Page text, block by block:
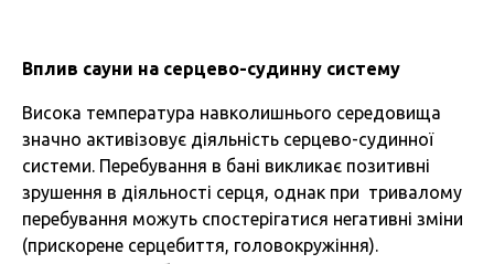
Вплив сауни на серцево-судинну систему
Висока температура навколишнього середовища
значно активізовує діяльність серцево-судинної
системи. Перебування в бані викликає позитивні
зрушення в діяльності серця, однак при тривалому
перебування можуть спостерігатися негативні зміни
(прискорене серцебиття, головокружіння).